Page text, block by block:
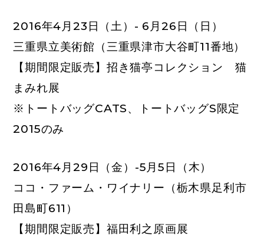
2016年4月23日（土）- 6月26日（日）
三重県立美術館 （三重県津市大谷町11番地）
【期間限定販売】招き猫亭コレクション 猫
まみれ展
※トートバッグCATS、トートバッグS限定
2015のみ
2016年4月29日（金）-5月5日（木）
ココ・ファーム・ワイナリー （栃木県足利市
田島町611）
【期間限定販売】福田利之原画展